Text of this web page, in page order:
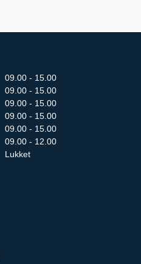
09.00 - 15.00
09.00 - 15.00
09.00 - 15.00
09.00 - 15.00
09.00 - 15.00
09.00 - 12.00
Lukket